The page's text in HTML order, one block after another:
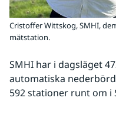
Cristoffer Wittskog, SMHI,
mätstation.
SMHI har i dagsläget
automatiska
592 stationer runt om i